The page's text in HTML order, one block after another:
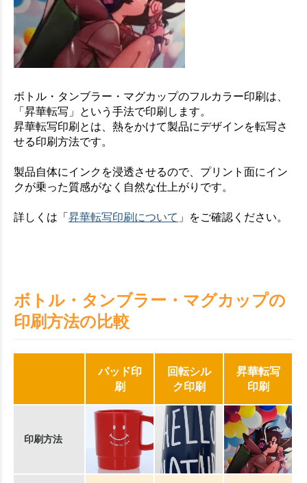
ボトル・タンブラー・マグカップのフルカラー印刷は、
「昇華転写」という手法で印刷します。
昇華転写印刷とは、熱をかけて製品にデザインを転写さ
せる印刷方法です。
製品自体にインクを浸透させるので、プリント面にイン
クが乗った質感がなく自然な仕上がりです。
詳しくは「昇華転写印刷について 」をご確認ください。
ボトル・タンブラー・マグカップの
印刷方法の比較
パッド印
刷
回転シル
ク印刷
昇華転写
印刷
印刷方法